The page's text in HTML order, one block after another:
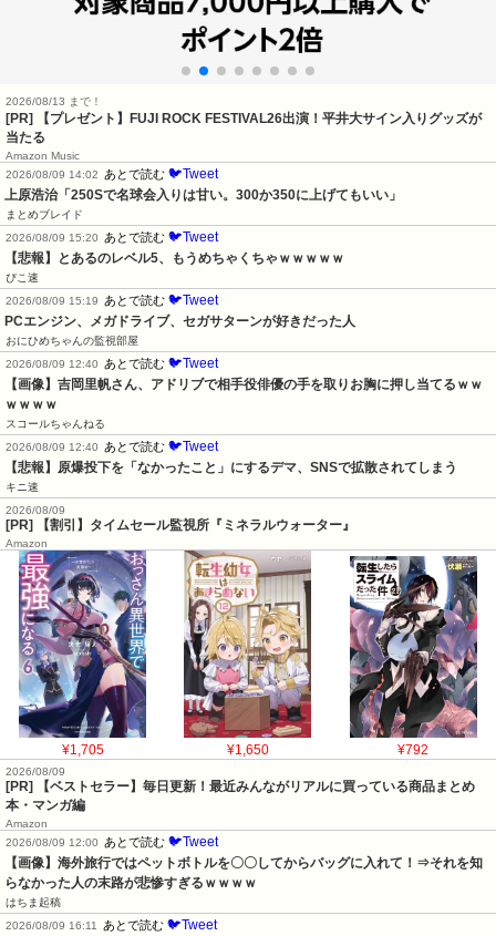
2026/08/13 まで！
[PR] 【プレゼント】FUJI ROCK FESTIVAL26出演！平井大サイン入りグッズが
当たる
Amazon Music
2026/08/09 14:02
あとで読む 🐦Tweet
上原浩治「250Sで名球会入りは甘い。300か350に上げてもいい」
まとめブレイド
2026/08/09 15:20
あとで読む 🐦Tweet
【悲報】とあるのレベル5、もうめちゃくちゃｗｗｗｗｗ
ぴこ速
2026/08/09 15:19
あとで読む 🐦Tweet
PCエンジン、メガドライブ、セガサターンが好きだった人
おにひめちゃんの監視部屋
2026/08/09 12:40
あとで読む 🐦Tweet
【画像】吉岡里帆さん、アドリブで相手役俳優の手を取りお胸に押し当てるｗｗ
ｗｗｗｗ
スコールちゃんねる
2026/08/09 12:40
あとで読む 🐦Tweet
【悲報】原爆投下を「なかったこと」にするデマ、SNSで拡散されてしまう
キニ速
2026/08/09
[PR] 【割引】タイムセール監視所『ミネラルウォーター』
Amazon
¥1,705 ¥1,650 ¥792
2026/08/09
[PR] 【ベストセラー】毎日更新！最近みんながリアルに買っている商品まとめ
本・マンガ編
Amazon
2026/08/09 12:00
あとで読む 🐦Tweet
【画像】海外旅行ではペットボトルを〇〇してからバッグに入れて！⇒それを知
らなかった人の末路が悲惨すぎるｗｗｗｗ
はちま起稿
2026/08/09 16:11
あとで読む 🐦Tweet